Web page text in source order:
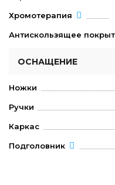
Хромотерапия
Антискользящее
ОСНАЩЕНИЕ
Ножки
Ручки
Каркас
Подголовник